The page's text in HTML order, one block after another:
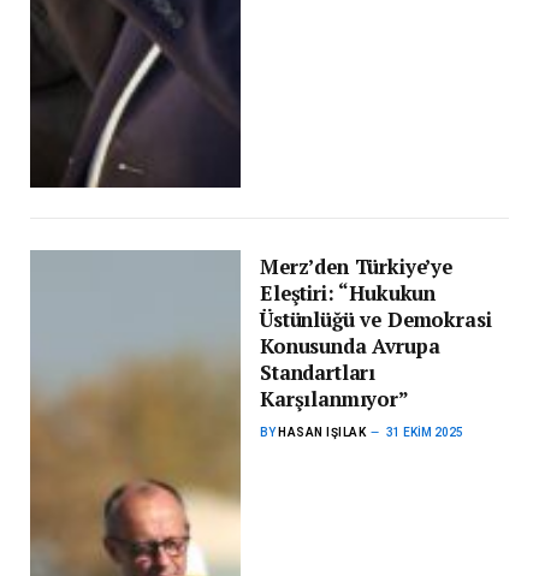
Merz’den Türkiye’ye
Eleştiri: “Hukukun
Üstünlüğü ve Demokrasi
Konusunda Avrupa
Standartları
Karşılanmıyor”
BY HASAN IŞILAK 31 EKIM 2025